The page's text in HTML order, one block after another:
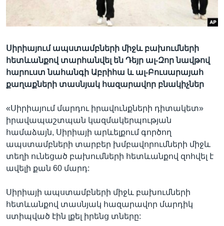
Սիրիայում ապստամբների միջև բախումների
հետևանքով տարհանվել են Դեյր ալ-Զոր նավթով
հարուստ նահանգի Աբրիհա և ալ-Բուսարայահ
քաղաքների տասնյակ հազարավոր բնակիչներ
«Սիրիայում մարդու իրավունքների դիտակետ»
իրավապաշտպան կազմակերպության
համաձայն, Սիրիայի արևելքում գործող
ապստամբների տարբեր խմբավորումների միջև
տեղի ունեցած բախումների հետևանքով զոհվել է
ավելի քան 60 մարդ:
Սիրիայի ապստամբների միջև բախումների
հետևանքով տասնյակ հազարավոր մարդիկ
ստիպված էին լքել իրենց տները: